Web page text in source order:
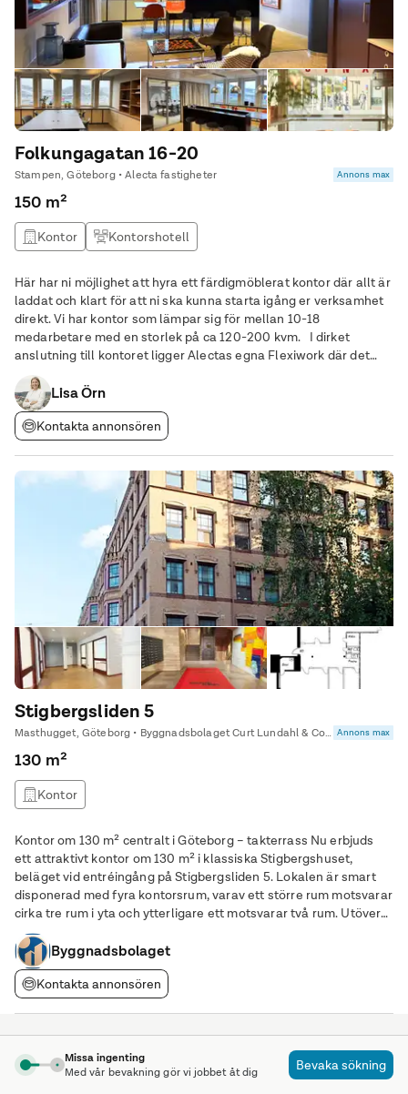
Folkungagatan 16-20
Stampen, Göteborg • Alecta fastigheter Annons max
150 m²
Kontor Kontorshotell
Här har ni möjlighet att hyra ett färdigmöblerat kontor där allt är
laddat och klart för att ni ska kunna starta igång er verksamhet
direkt. Vi har kontor som lämpar sig för mellan 10-18
medarbetare med en storlek på ca 120-200 kvm. I dirket
anslutning till kontoret ligger Alectas egna Flexiwork där det
enkelt går att hyra till extra konferensrum vid behov.
Lisa Örn
Kontakta annonsören
Stigbergsliden 5
Masthugget, Göteborg • Byggnadsbolaget Curt Lundahl & Co Aktiebolag Annons max
130 m²
Kontor
Kontor om 130 m² centralt i Göteborg – takterrass Nu erbjuds
ett attraktivt kontor om 130 m² i klassiska Stigbergshuset,
beläget vid entréingång på Stigbergsliden 5. Lokalen är smart
disponerad med fyra kontorsrum, varav ett större rum motsvarar
cirka tre rum i yta och ytterligare ett motsvarar två rum. Utöver
detta finns en öppen arbetsyta som lämpar sig väl för
exempelvis teamarbete, lunchrum,
Byggnadsbolaget
Kontakta annonsören
Om sökningen
Att hitta den perfekta kontorslokalen i Fiskebäck,
Missa ingenting
Med vår bevakning gör vi jobbet åt dig
Bevaka sökning